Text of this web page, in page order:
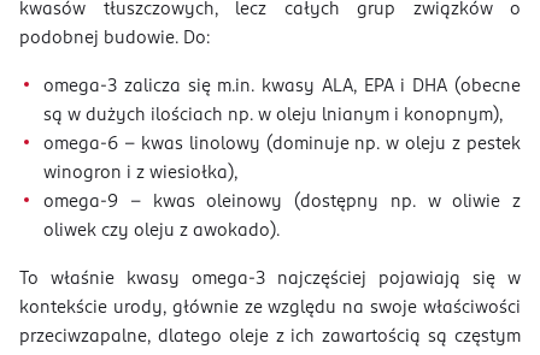
kwasów tłuszczowych, lecz całych grup związków o
podobnej budowie. Do:
omega-3 zalicza się m.in. kwasy ALA, EPA i DHA (obecne
są w dużych ilościach np. w oleju lnianym i konopnym),
omega-6 – kwas linolowy (dominuje np. w oleju z pestek
winogron i z wiesiołka),
omega-9 – kwas oleinowy (dostępny np. w oliwie z
oliwek czy oleju z awokado).
To właśnie kwasy omega-3 najczęściej pojawiają się w
kontekście urody, głównie ze względu na swoje właściwości
przeciwzapalne, dlatego oleje z ich zawartością są częstym